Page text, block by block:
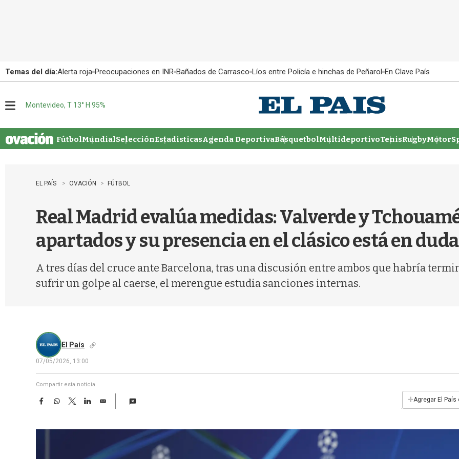
Temas del día:Alerta roja Preocupaciones en INR Bañados de Carrasco Líos entre Policía e hinchas de Peñarol En Clave País
u
Montevideo, T 13° H 95%
FútbolMundialSelecciónEstadisticasAgenda DeportivaBásquetbolMultideportivoTenisRugby
EL PAÍS OVACIÓN FÚTBOL
Real Madrid evalúa medidas: Valverde y
apartados y su presencia en el clásico está en duda
A tres días del cruce ante Barcelona, tras una discusión entre ambos que habría
sufrir un golpe al caerse, el merengue estudia sanciones internas.
El País
07/05/2026, 13:00
Compartir esta noticia
F
e
W
t
T
w
t
L
k
E
i
+Agregar El País